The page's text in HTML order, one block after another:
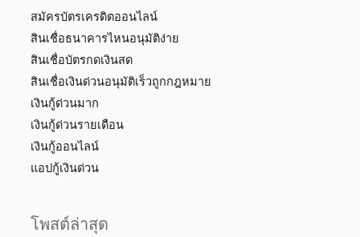
สมัครบัตรเครดิตออนไลน์
สินเชื่อธนาคารไหนอนุมัติง่าย
สินเชื่อบัตรกดเงินสด
สินเชื่อเงินด่วนอนุมัติเร็วถูกกฎหมาย
เงินกู้ด่วนมาก
เงินกู้ด่วนรายเดือน
เงินกู้ออนไลน์
แอปกู้เงินด่วน
โพสต์ล่าสุด